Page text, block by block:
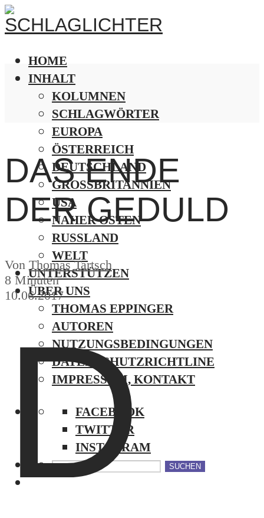
HOME
INHALT
KOLUMNEN
SCHLAGWÖRTER
EUROPA
ÖSTERREICH
DEUTSCHLAND
GROSSBRITANNIEN
USA
NAHER OSTEN
RUSSLAND
WELT
UNTERSTÜTZEN
ÜBER UNS
THOMAS EPPINGER
AUTOREN
NUTZUNGSBEDINGUNGEN
DATENSCHUTZRICHTLINE
IMPRESSUM, KONTAKT
FACEBOOK
TWITTER
INSTAGRAM
SUCHEN
DAS ENDE
DER GEDULD
Von Thomas Tartsch
8 Minuten
10.06.2017
D